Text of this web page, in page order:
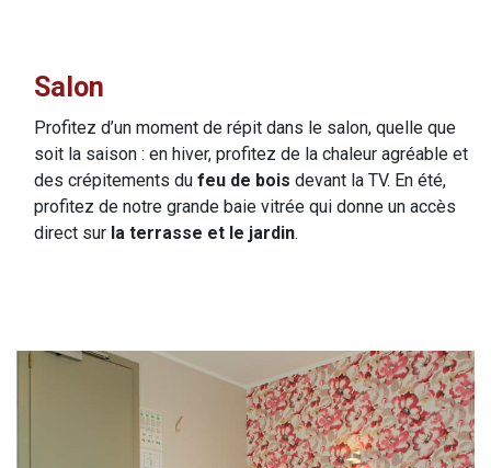
Salon
Profitez d’un moment de répit dans le salon, quelle que
soit la saison : en hiver, profitez de la chaleur agréable et
des crépitements dufeu de boisdevant la TV. En été,
profitez de notre grande baie vitrée qui donne un accès
direct sur la terrasse et le jardin.